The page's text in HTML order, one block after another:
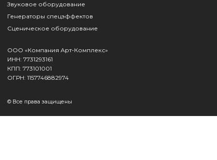
Звуковое оборудование
Генераторы спецэффектов
Сценическое оборудование
ООО «Компания Арт-Комплекс»
ИНН: 7731293161
КПП: 773101001
ОГРН: 1157746882974
© Все права защищены